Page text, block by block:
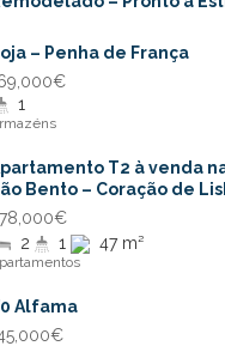
– Penha de França
1
T2 à venda
Bento – Coração de
2
1 47 m²
Alfama